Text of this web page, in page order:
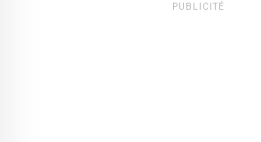
PUBLICITÉ